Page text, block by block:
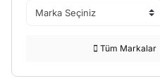
Tüm Markalar